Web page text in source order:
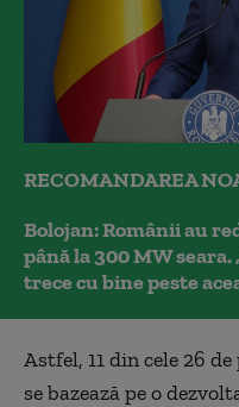
RECOMANDAREA
Bolojan: Românii au
până la 300 MW
trece cu bine peste
Astfel, 11 din cele 26
se bazează pe o